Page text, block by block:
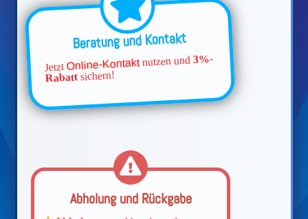
Beratung und Kontakt
JetztOnline-Kontaktnutzen und3%-
Rabattsichern!
Abholung und Rückgabe